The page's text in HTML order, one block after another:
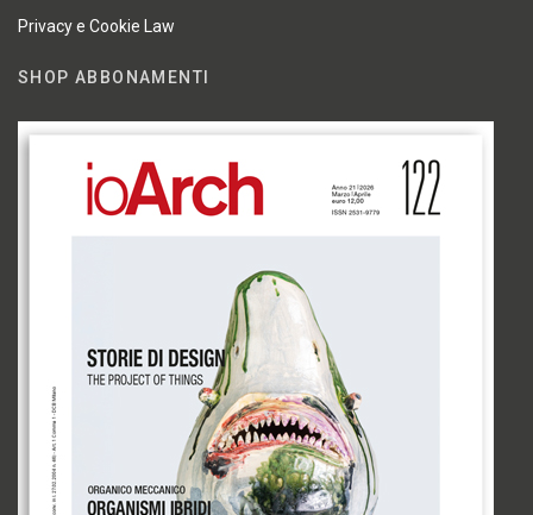
Privacy e Cookie Law
SHOP ABBONAMENTI